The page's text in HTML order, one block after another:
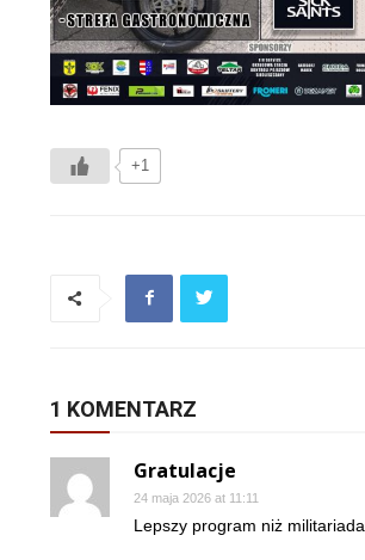
+1
1 KOMENTARZ
Gratulacje
24 maja 2026 at 11:11
Lepszy program niż militariada